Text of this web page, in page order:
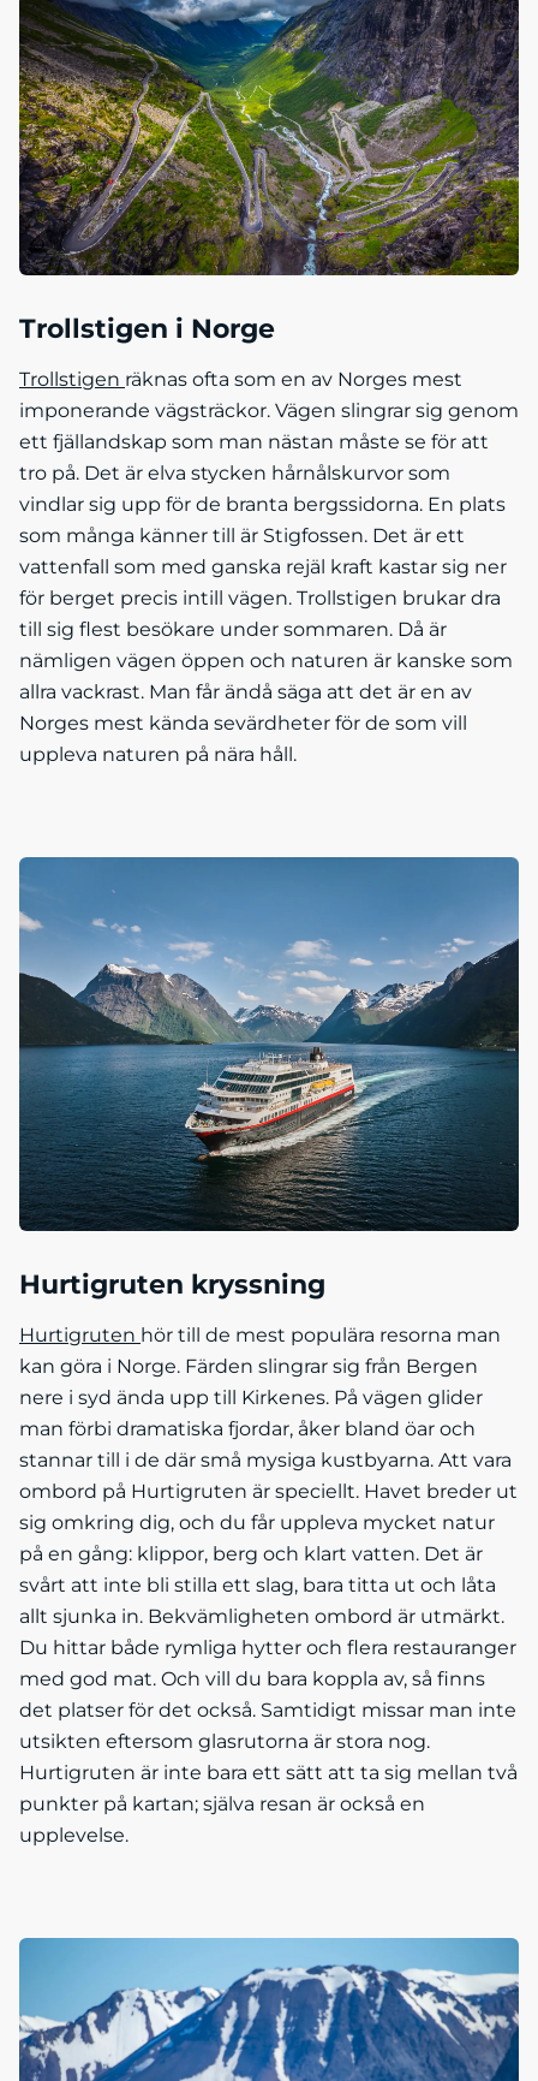
Trollstigen i Norge
Trollstigen räknas ofta som en av Norges mest
imponerande vägsträckor. Vägen slingrar sig genom
ett fjällandskap som man nästan måste se för att
tro på. Det är elva stycken hårnålskurvor som
vindlar sig upp för de branta bergssidorna. En plats
som många känner till är Stigfossen. Det är ett
vattenfall som med ganska rejäl kraft kastar sig ner
för berget precis intill vägen. Trollstigen brukar dra
till sig flest besökare under sommaren. Då är
nämligen vägen öppen och naturen är kanske som
allra vackrast. Man får ändå säga att det är en av
Norges mest kända sevärdheter för de som vill
uppleva naturen på nära håll.
Hurtigruten kryssning
Hurtigruten hör till de mest populära resorna man
kan göra i Norge. Färden slingrar sig från Bergen
nere i syd ända upp till Kirkenes. På vägen glider
man förbi dramatiska fjordar, åker bland öar och
stannar till i de där små mysiga kustbyarna. Att vara
ombord på Hurtigruten är speciellt. Havet breder ut
sig omkring dig, och du får uppleva mycket natur
på en gång: klippor, berg och klart vatten. Det är
svårt att inte bli stilla ett slag, bara titta ut och låta
allt sjunka in. Bekvämligheten ombord är utmärkt.
Du hittar både rymliga hytter och flera restauranger
med god mat. Och vill du bara koppla av, så finns
det platser för det också. Samtidigt missar man inte
utsikten eftersom glasrutorna är stora nog.
Hurtigruten är inte bara ett sätt att ta sig mellan två
punkter på kartan; själva resan är också en
upplevelse.